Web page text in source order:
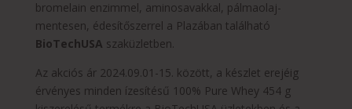
bromelain enzimmel, aminosavakkal, pálmaolaj-
mentesen, édesítőszerrel a Plazában található
BioTechUSA szaküzletben.
Az akciós ár 2024.09.01-15. között, a készlet erejéig
érvényes minden ízesítésű 100% Pure Whey 454 g